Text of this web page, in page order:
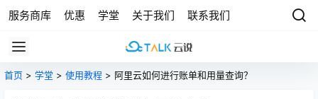
服务商库 优惠 学堂 关于我们 联系我们
首页 > 学堂 > 使用教程 > 阿里云如何进行账单和用量查询？